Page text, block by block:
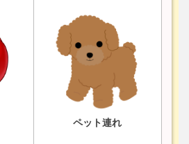
ペット連れ